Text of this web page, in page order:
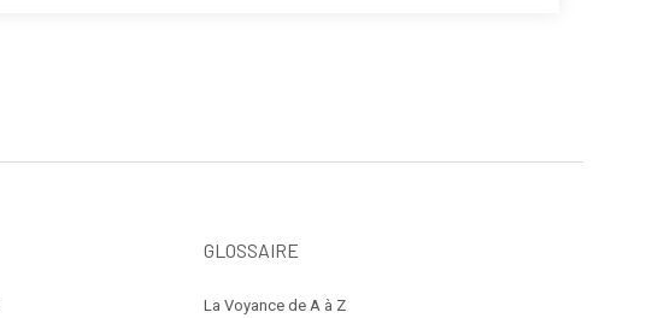
GLOSSAIRE
La Voyance de A à Z